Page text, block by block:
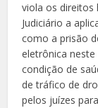
viola os direitos
Judiciário a
como a prisão
eletrônica neste
condição de
de tráfico de
pelos juízes